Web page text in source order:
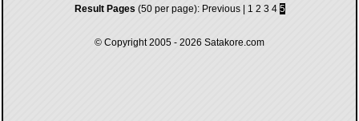
Result Pages(50 per page): Previous| 1 2 3 4 5
© Copyright 2005 - 2026 Satakore.com